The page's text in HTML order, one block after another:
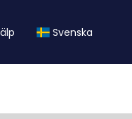
Svenska